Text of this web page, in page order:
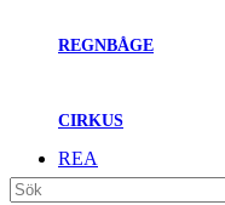
REGNBÅGE
CIRKUS
REA